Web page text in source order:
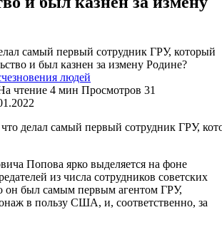
людей
чтение 4 мин Просмотров 31
Попова ярко выделяется на фоне
из числа сотрудников советских
он был самым первым агентом ГРУ,
в пользу США, и, соответственно, за